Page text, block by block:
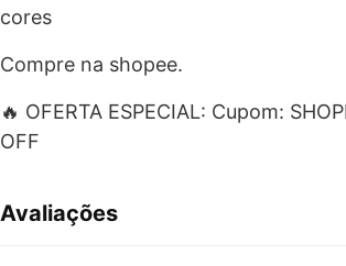
cores
Compre na shopee.
🔥 OFERTA ESPECIAL: Cupom:
OFF
Avaliações